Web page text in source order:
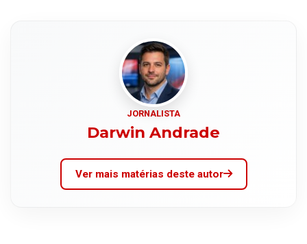
JORNALISTA
Darwin Andrade
Ver mais matérias deste autor